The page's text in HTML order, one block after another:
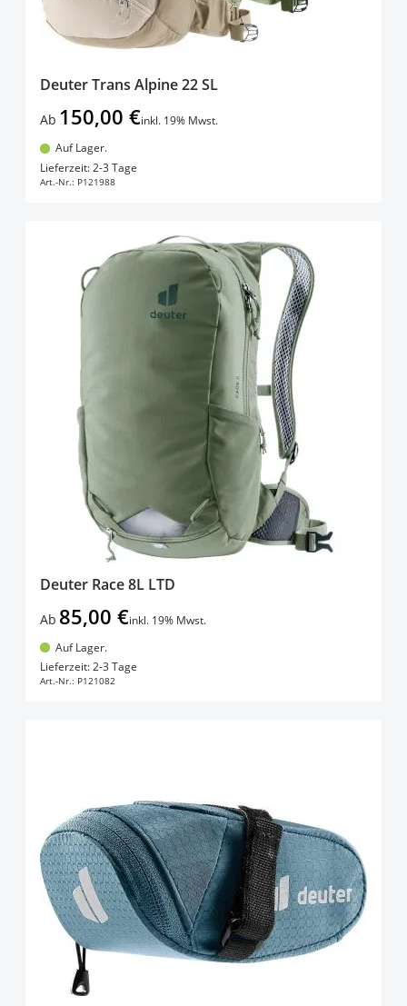
Deuter Trans Alpine 22 SL
Ab 150,00 €inkl. 19% Mwst.
Auf Lager.
Lieferzeit: 2-3 Tage
Art.-Nr.: P121988
Deuter Race 8L LTD
Ab 85,00 €inkl. 19% Mwst.
Auf Lager.
Lieferzeit: 2-3 Tage
Art.-Nr.: P121082